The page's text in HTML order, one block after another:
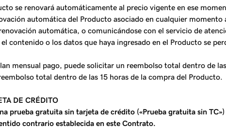
se renovará automáticamente al precio vigente en ese
automática del Producto asociado en cualquier
automática, o comunicándose con el servicio de
contenido o los datos que haya ingresado en el Producto se
mensual pago, puede solicitar un reembolso total dentro de
total dentro de las 15 horas de la compra del Producto.
DE CRÉDITO
prueba gratuita sin tarjeta de crédito («Prueba gratuita sin
contrario establecida en este Contrato.